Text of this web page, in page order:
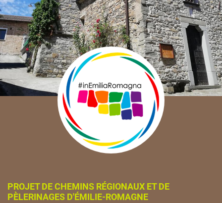
PROJET DE CHEMINS RÉGIONAUX ET DE
PÈLERINAGES D'ÉMILIE-ROMAGNE